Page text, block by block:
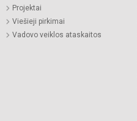
Projektai
Viešieji pirkimai
Vadovo veiklos ataskaitos